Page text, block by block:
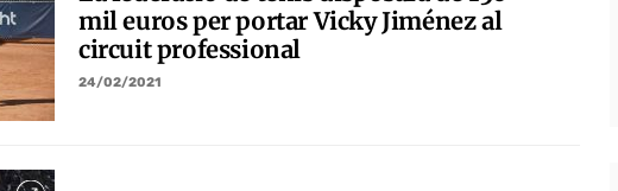
mil euros per portar Vicky Jiménez al
circuit professional
24/02/2021